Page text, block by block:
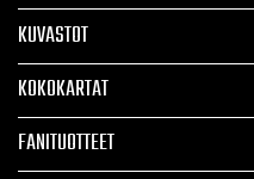
KUVASTOT
KOKOKARTAT
FANITUOTTEET